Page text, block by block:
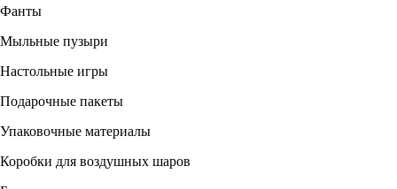
Фанты
Мыльные пузыри
Настольные игры
Подарочные пакеты
Упаковочные материалы
Коробки для воздушных шаров